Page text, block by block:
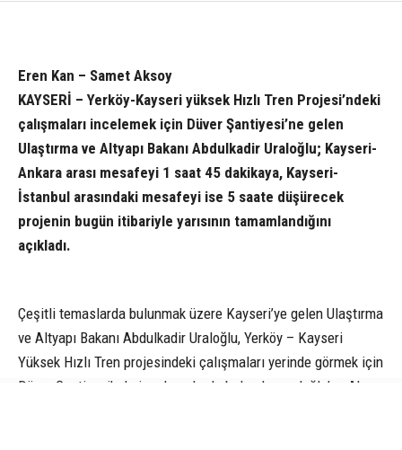
Eren Kan – Samet Aksoy
KAYSERİ – Yerköy-Kayseri yüksek Hızlı Tren Projesi’ndeki
çalışmaları incelemek için Düver Şantiyesi’ne gelen
Ulaştırma ve Altyapı Bakanı Abdulkadir Uraloğlu; Kayseri-
Ankara arası mesafeyi 1 saat 45 dakikaya, Kayseri-
İstanbul arasındaki mesafeyi ise 5 saate düşürecek
projenin bugün itibariyle yarısının tamamlandığını
açıkladı.
Çeşitli temaslarda bulunmak üzere Kayseri’ye gelen Ulaştırma
ve Altyapı Bakanı Abdulkadir Uraloğlu, Yerköy – Kayseri
Yüksek Hızlı Tren projesindeki çalışmaları yerinde görmek için
Düver Şantiyesi’nde incelemelerde bulundu. uraloğlu’na Ak